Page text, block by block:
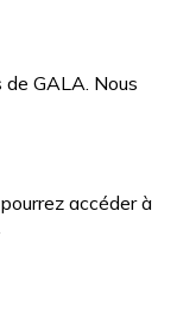
GALA. Nous
accéder à